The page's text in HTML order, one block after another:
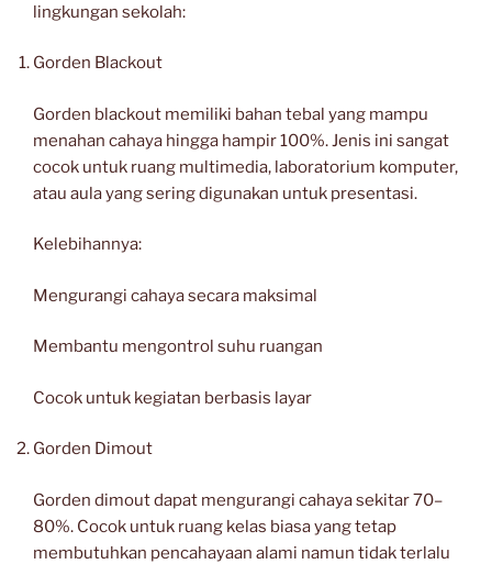
lingkungan sekolah:
Gorden Blackout
Gorden blackout memiliki bahan tebal yang mampu
menahan cahaya hingga hampir 100%. Jenis ini sangat
cocok untuk ruang multimedia, laboratorium komputer,
atau aula yang sering digunakan untuk presentasi.
Kelebihannya:
Mengurangi cahaya secara maksimal
Membantu mengontrol suhu ruangan
Cocok untuk kegiatan berbasis layar
Gorden Dimout
Gorden dimout dapat mengurangi cahaya sekitar 70–
80%. Cocok untuk ruang kelas biasa yang tetap
membutuhkan pencahayaan alami namun tidak terlalu